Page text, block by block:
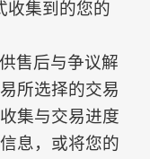
收集到的您的
售后与争议解
所选择的交易
集与交易进度
息，或将您的